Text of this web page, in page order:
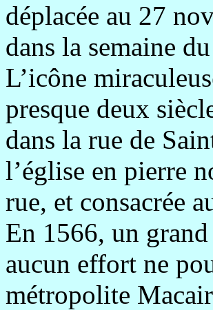
déplacée au 27
dans la semaine
L’icône
presque deux
dans la rue de
l’église en pierre
rue, et consacrée
En 1566, un
aucun effort ne
métropolite